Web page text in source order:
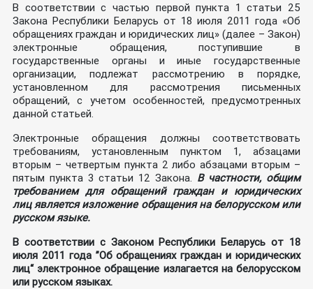
В соответствии с частью первой пункта 1 статьи 25
Закона Республики Беларусь от 18 июля 2011 года «Об
обращениях граждан и юридических лиц» (далее – Закон)
электронные обращения, поступившие в
государственные органы и иные государственные
организации, подлежат рассмотрению в порядке,
установленном для рассмотрения письменных
обращений, с учетом особенностей, предусмотренных
данной статьей.
Электронные обращения должны соответствовать
требованиям, установленным пунктом 1, абзацами
вторым – четвертым пункта 2 либо абзацами вторым –
пятым пункта 3 статьи 12 Закона. В частности, общим
требованием для обращений граждан и юридических
лиц является изложение обращения на белорусском или
русском языке.
В соответствии с Законом Республики Беларусь от 18
июля 2011 года ”Об обращениях граждан и юридических
лиц“ электронное обращение излагается на белорусском
или русском языках.